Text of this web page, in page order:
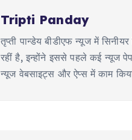
Tripti Panday
तृप्ती पान्डेय बीडीएफ न्यूज में
रहीं है, इन्होंने इससे पहले कई न्यूज
न्यूज वेबसाइट्स और ऐप्स में काम